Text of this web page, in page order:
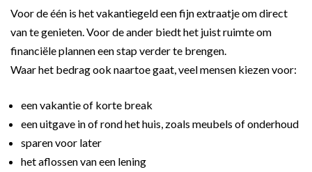
Voor de één is het vakantiegeld een fijn extraatje om direct
van te genieten. Voor de ander biedt het juist ruimte om
financiële plannen een stap verder te brengen.
Waar het bedrag ook naartoe gaat, veel mensen kiezen voor:
een vakantie of korte break
een uitgave in of rond het huis, zoals meubels of onderhoud
sparen voor later
het aflossen van een lening